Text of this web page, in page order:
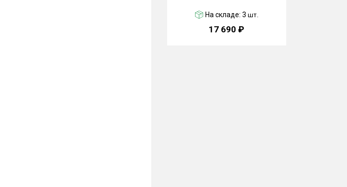
На складе: 3 шт.
17 690 ₽